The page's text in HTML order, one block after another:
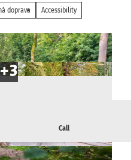
doprava Accessibility
© TVSSW, Florian Trykowski |CC-BY
Call
od roku 1898 na 8 km